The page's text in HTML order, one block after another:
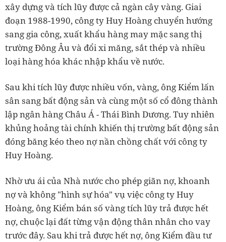
xây dựng và tích lũy được cả ngàn cây vàng. Giai
đoạn 1988-1990, công ty Huy Hoàng chuyển hướng
sang gia công, xuất khẩu hàng may mặc sang thị
trường Đông Âu và đổi xi măng, sắt thép và nhiều
loại hàng hóa khác nhập khẩu về nước.
Sau khi tích lũy được nhiều vốn, vàng, ông Kiểm lấn
sân sang bất động sản và cùng một số cổ đông thành
lập ngân hàng Châu Á - Thái Bình Dương. Tuy nhiên
khủng hoảng tài chính khiến thị trường bất động sản
đóng băng kéo theo nợ nần chồng chất với công ty
Huy Hoàng.
Nhờ ưu ái của Nhà nước cho phép giãn nợ, khoanh
nợ và không "hình sự hóa" vụ việc công ty Huy
Hoàng, ông Kiểm bán số vàng tích lũy trả được hết
nợ, chuộc lại đất từng vận động thân nhân cho vay
trước đây. Sau khi trả được hết nợ, ông Kiểm đầu tư